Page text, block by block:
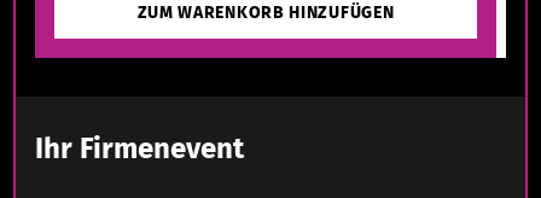
ZUM WARENKORB HINZUFÜGEN
Ihr Firmenevent